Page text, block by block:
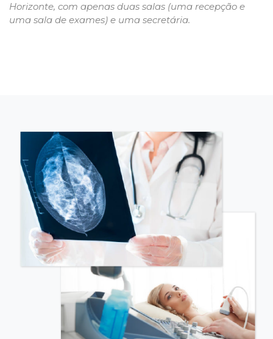
Horizonte, com apenas duas salas (uma recepção e
uma sala de exames) e uma secretária.